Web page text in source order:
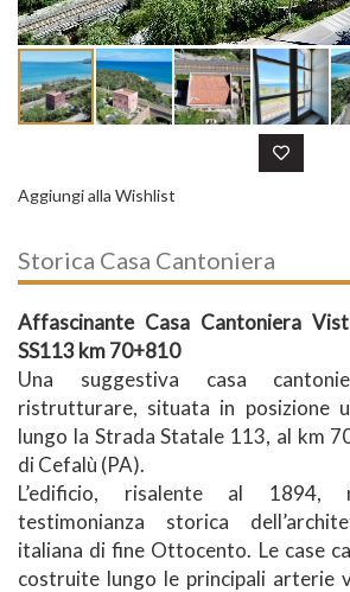
Aggiungi alla Wishlist
Storica Casa Cantoniera
Affascinante Casa Cantoniera
SS113 km 70+810
Una suggestiva casa
ristrutturare, situata in posizione
lungo la Strada Statale 113, al km
di Cefalù (PA).
L’edificio, risalente al 1894,
testimonianza storica
italiana di fine Ottocento. Le case
costruite lungo le principali arterie